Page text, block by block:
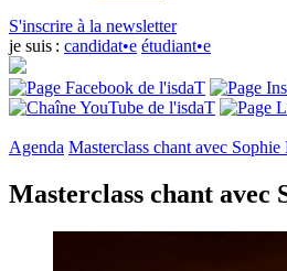
S'inscrire à la newsletter
je suis : candidat•e étudiant•e
Agenda Masterclass chant avec Sophie
Masterclass chant avec